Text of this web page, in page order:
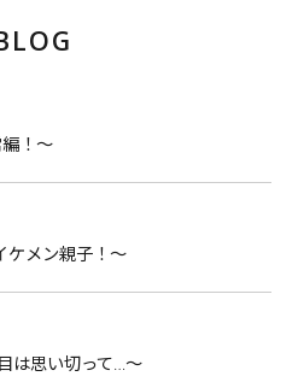
！〜
ケメン親子！〜
は思い切って…〜